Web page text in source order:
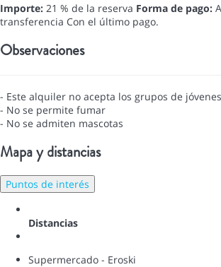
Importe: 21 % de la reserva Forma de pago:
transferencia Con el último pago.
Observaciones
- Este alquiler no acepta los grupos de
- No se permite fumar
- No se admiten mascotas
Mapa y distancias
Puntos de interés
Distancias
Supermercado - Eroski